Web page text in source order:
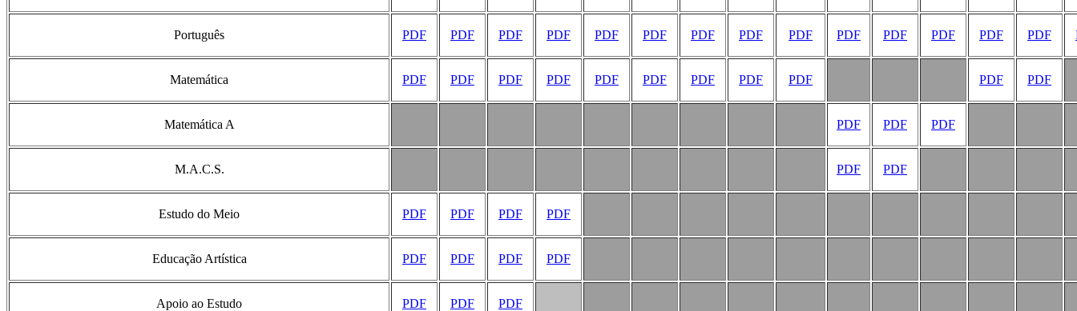
Português PDF PDF PDF PDF PDF PDF PDF PDF PDF PDF PDF PDF PDF PDF
Matemática PDF PDF PDF PDF PDF PDF PDF PDF PDF PDF PDF
Matemática A PDF PDF PDF
M.A.C.S. PDF PDF
Estudo do Meio PDF PDF PDF PDF
Educação Artística PDF PDF PDF PDF
Apoio ao Estudo PDF PDF PDF